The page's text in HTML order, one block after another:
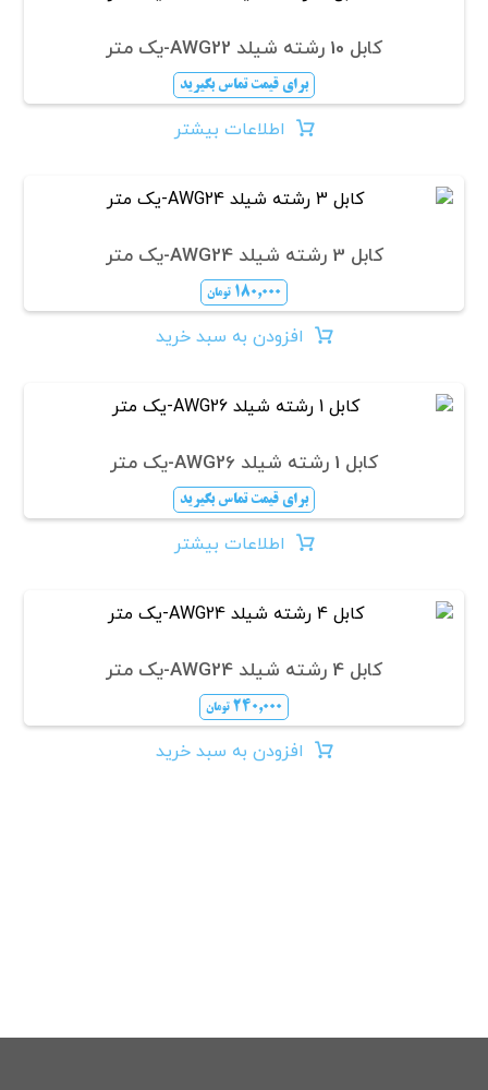
کابل 10 رشته شیلد AWG22-یک متر
برای قیمت تماس بگیرید
اطلاعات بیشتر
کابل 3 رشته شیلد AWG24-یک متر
۱۸۰,۰۰۰ تومان
افزودن به سبد خرید
کابل 1 رشته شیلد AWG26-یک متر
برای قیمت تماس بگیرید
اطلاعات بیشتر
کابل 4 رشته شیلد AWG24-یک متر
۲۴۰,۰۰۰ تومان
افزودن به سبد خرید